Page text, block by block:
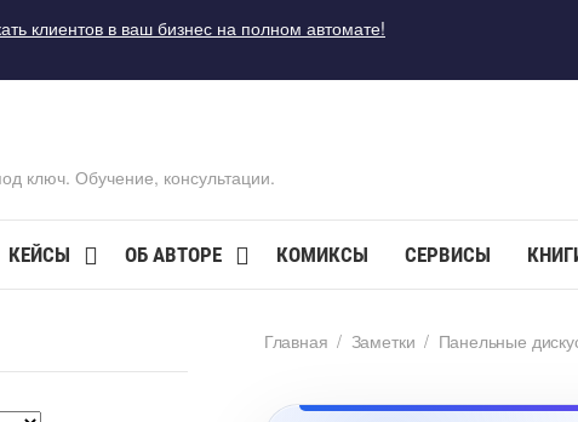
клиентов в ваш бизнес на полном автомате!
ключ. Обучение, консультации.
КЕЙСЫ ОБ АВТОРЕ КОМИКСЫ СЕРВИСЫ
Главная / Заметки / Панельные